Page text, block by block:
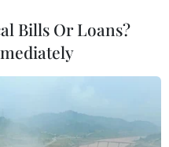
Bills Or Loans?